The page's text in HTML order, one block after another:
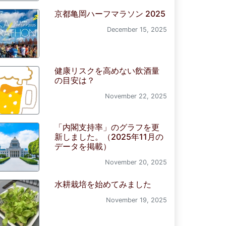
京都亀岡ハーフマラソン 2025
December 15, 2025
健康リスクを高めない飲酒量
の目安は？
November 22, 2025
「内閣支持率」のグラフを更
新しました。（2025年11月の
データを掲載）
November 20, 2025
水耕栽培を始めてみました
November 19, 2025